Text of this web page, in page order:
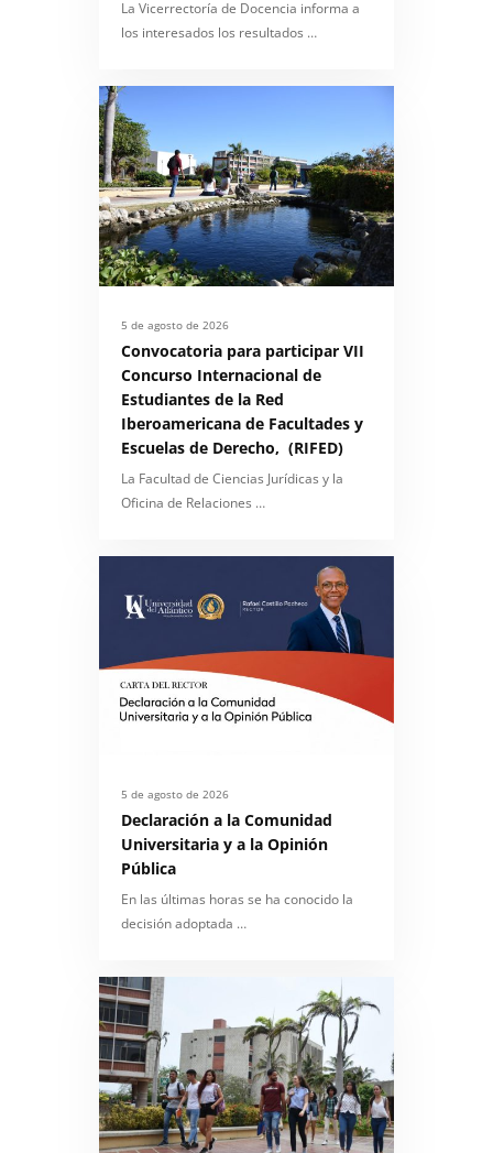
La Vicerrectoría de Docencia informa a
los interesados los resultados …
5 de agosto de 2026
Convocatoria para participar VII
Concurso Internacional de
Estudiantes de la Red
Iberoamericana de Facultades y
Escuelas de Derecho, (RIFED)
La Facultad de Ciencias Jurídicas y la
Oficina de Relaciones …
5 de agosto de 2026
Declaración a la Comunidad
Universitaria y a la Opinión
Pública
En las últimas horas se ha conocido la
decisión adoptada …